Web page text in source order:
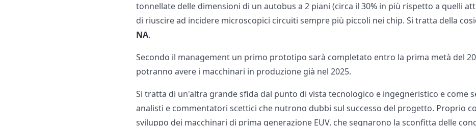
tonnellate delle dimensioni di un autobus a 2 piani (circa il 30% in più rispetto a quelli
di riuscire ad incidere microscopici circuiti sempre più piccoli nei chip. Si tratta della
NA.
Secondo il management un primo prototipo sarà completato entro la prima metà del
potranno avere i macchinari in produzione già nel 2025.
Si tratta di un'altra grande sfida dal punto di vista tecnologico e ingegneristico e come
analisti e commentatori scettici che nutrono dubbi sul successo del progetto. Proprio
sviluppo dei macchinari di prima generazione EUV, che segnarono la sconfitta delle